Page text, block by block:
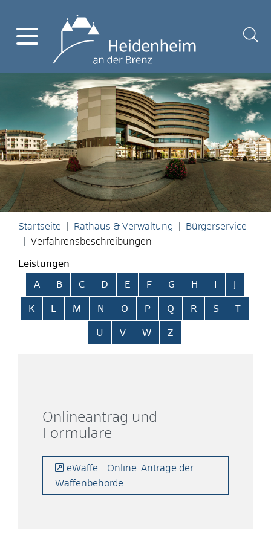
Startseite Rathaus & Verwaltung
Bürgerservice
Verfahrensbeschreibungen
Leistungen
Alphabetisches Register überspringen
A B C D E F G H
K L M N O P Q R S T
U V W Z
Onlineantrag und
Formulare
eWaffe - Online-Anträge der
Waffenbehörde